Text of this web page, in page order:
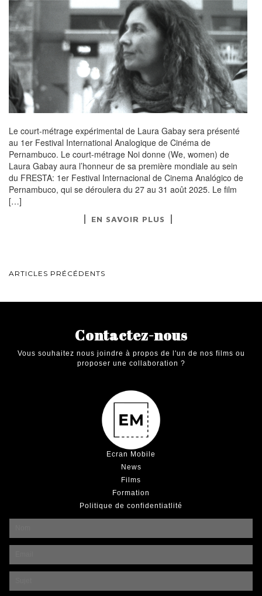
Le court-métrage expérimental de Laura Gabay sera présenté
au 1er Festival International Analogique de Cinéma de
Pernambuco. Le court-métrage Noi donne (We, women) de
Laura Gabay aura l’honneur de sa première mondiale au sein
du FRESTA: 1er Festival Internacional de Cinema Analógico de
Pernambuco, qui se déroulera du 27 au 31 août 2025. Le film
[…]
EN SAVOIR PLUS
NAVIGATION
SEIN
ARTICLES
ARTICLES PRÉCÉDENTS
Contactez-nous
Vous souhaitez nous joindre à propos de l'un de nos films ou
proposer une collaboration ?
Ecran Mobile
News
Films
Formation
Politique de confidentiatlité